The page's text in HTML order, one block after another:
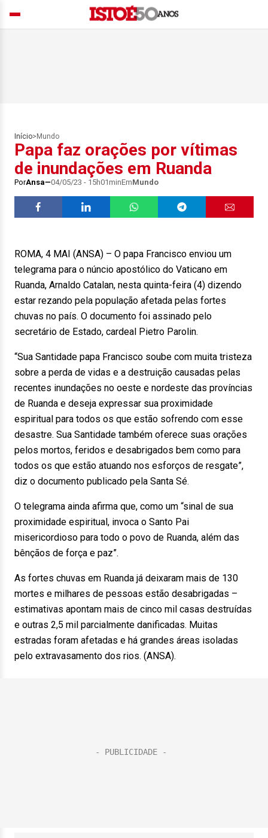
Início> Mundo
Papa faz orações por vítimas
de inundações em Ruanda
PorAnsa 04/05/23 - 15h01minEmMundo
ROMA, 4 MAI (ANSA) – O papa Francisco enviou um
telegrama para o núncio apostólico do Vaticano em
Ruanda, Arnaldo Catalan, nesta quinta-feira (4) dizendo
estar rezando pela população afetada pelas fortes
chuvas no país. O documento foi assinado pelo
secretário de Estado, cardeal Pietro Parolin.
“Sua Santidade papa Francisco soube com muita tristeza
sobre a perda de vidas e a destruição causadas pelas
recentes inundações no oeste e nordeste das províncias
de Ruanda e deseja expressar sua proximidade
espiritual para todos os que estão sofrendo com esse
desastre. Sua Santidade também oferece suas orações
pelos mortos, feridos e desabrigados bem como para
todos os que estão atuando nos esforços de resgate”,
diz o documento publicado pela Santa Sé.
O telegrama ainda afirma que, como um “sinal de sua
proximidade espiritual, invoca o Santo Pai
misericordioso para todo o povo de Ruanda, além das
bênçãos de força e paz”.
As fortes chuvas em Ruanda já deixaram mais de 130
mortes e milhares de pessoas estão desabrigadas –
estimativas apontam mais de cinco mil casas destruídas
e outras 2,5 mil parcialmente danificadas. Muitas
estradas foram afetadas e há grandes áreas isoladas
pelo extravasamento dos rios. (ANSA).